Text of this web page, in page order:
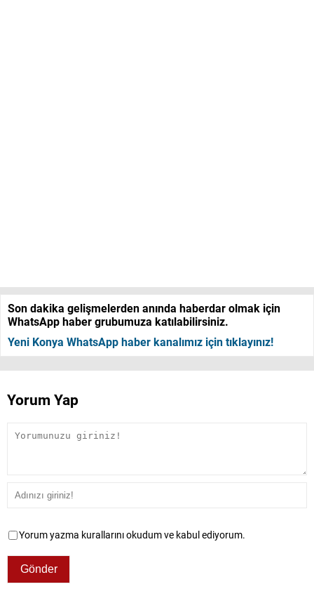
Son dakika gelişmelerden anında haberdar olmak için
WhatsApp haber grubumuza katılabilirsiniz.
Yeni Konya WhatsApp haber kanalımız için tıklayınız!
Yorum Yap
Yorum yazma kurallarını okudum ve kabul ediyorum.